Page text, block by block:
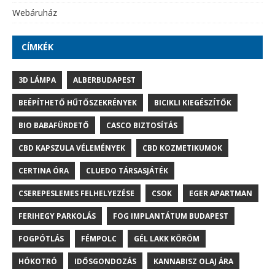
Webáruház
CÍMKÉK
3D LÁMPA ALBERBUDAPEST
BEÉPÍTHETŐ HŰTŐSZEKRÉNYEK BICIKLI KIEGÉSZÍTŐK
BIO BABAFÜRDETŐ CASCO BIZTOSÍTÁS
CBD KAPSZULA VÉLEMÉNYEK CBD KOZMETIKUMOK
CERTINA ÓRA CLUEDO TÁRSASJÁTÉK
CSEREPESLEMES FELHELYEZÉSE CSOK EGER APARTMAN
FERIHEGY PARKOLÁS FOG IMPLANTÁTUM BUDAPEST
FOGPÓTLÁS FÉMPOLC GÉL LAKK KÖRÖM
HÓKOTRÓ IDŐSGONDOZÁS KANNABISZ OLAJ ÁRA